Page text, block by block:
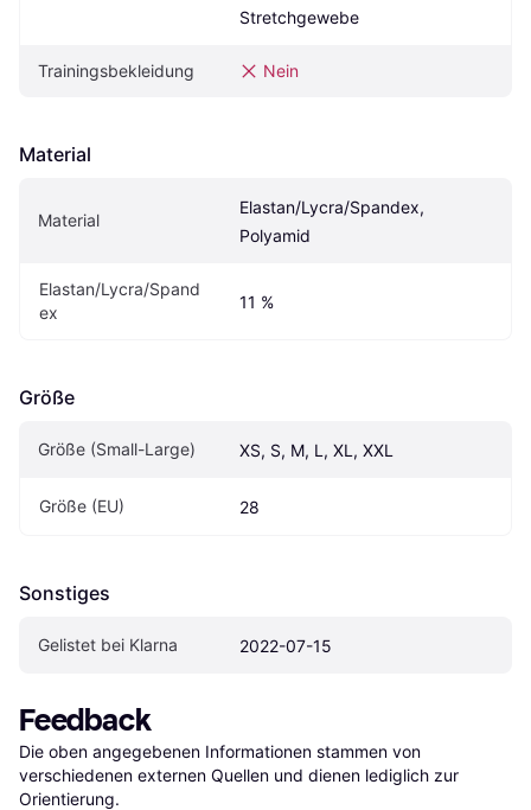
Stretchgewebe
Trainingsbekleidung Nein
Material
Material
Elastan/Lycra/Spandex,
Polyamid
Elastan/Lycra/Spand
ex
11 %
Größe
Größe (Small-Large) XS, S, M, L, XL, XXL
Größe (EU) 28
Sonstiges
Gelistet bei Klarna 2022-07-15
Feedback
Die oben angegebenen Informationen stammen von
verschiedenen externen Quellen und dienen lediglich zur
Orientierung.